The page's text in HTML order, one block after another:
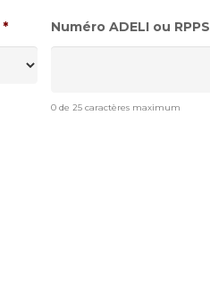
* Numéro ADELI ou RPPS
0 de 25 caractères maximum